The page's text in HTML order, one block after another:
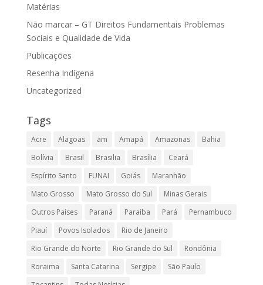
Matérias
Não marcar – GT Direitos Fundamentais Problemas
Sociais e Qualidade de Vida
Publicações
Resenha Indígena
Uncategorized
Tags
Acre Alagoas am Amapá Amazonas
Bahia
Bolívia
Brasil Brasilia Brasília
Ceará
Espírito Santo
FUNAI Goiás
Maranhão
Mato Grosso
Mato Grosso do Sul
Minas Gerais
Outros Países
Paraná Paraíba Pará
Pernambuco
Piauí
Povos Isolados
Rio de Janeiro
Rio Grande do Norte
Rio Grande do Sul
Rondônia
Roraima
Santa Catarina Sergipe
São Paulo